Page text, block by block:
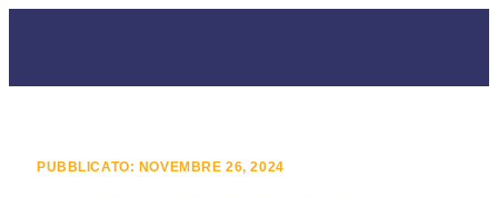
PUBBLICATO: NOVEMBRE 26, 2024